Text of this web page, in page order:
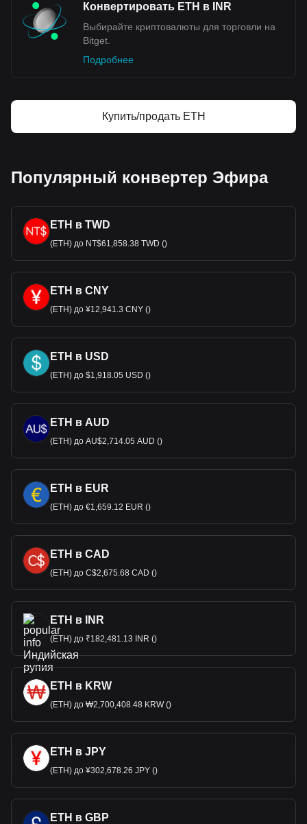
Конвертировать ETH в INR
Выбирайте криптовалюты для торговли на
Bitget.
Подробнее
Купить/продать ETH
Популярный конвертер Эфира
ETH в TWD
(ETH) до NT$61,858.38 TWD ()
ETH в CNY
(ETH) до ¥12,941.3 CNY ()
ETH в USD
(ETH) до $1,918.05 USD ()
ETH в AUD
(ETH) до AU$2,714.05 AUD ()
ETH в EUR
(ETH) до €1,659.12 EUR ()
ETH в CAD
(ETH) до C$2,675.68 CAD ()
ETH в INR
(ETH) до ₹182,481.13 INR ()
ETH в KRW
(ETH) до ₩2,700,408.48 KRW ()
ETH в JPY
(ETH) до ¥302,678.26 JPY ()
ETH в GBP